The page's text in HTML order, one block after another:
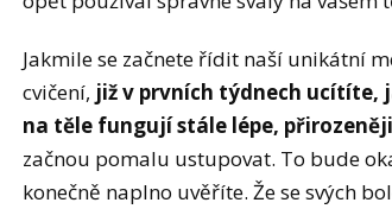
Jakmile se začnete řídit naší unikátní
cvičení, již v prvních týdnech ucítíte,
na těle fungují stále lépe, přirozeněji
začnou pomalu ustupovat. To bude
konečně naplno uvěříte. Že se svých